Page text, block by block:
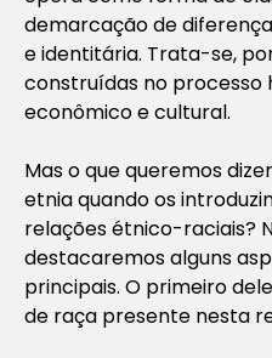
demarcação de
e identitária. Trata-se,
construídas no processo
econômico e cultural.
Mas o que queremos
etnia quando os
relações étnico-raciais?
destacaremos alguns
principais. O primeiro
de raça presente nesta